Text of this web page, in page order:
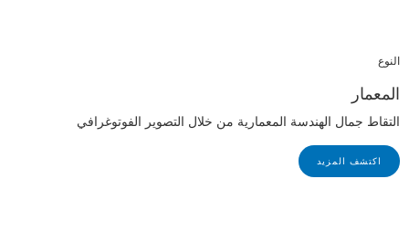
النوع
المعمار
التقاط جمال الهندسة المعمارية من خلال التصوير الفوتوغرافي
اكتشف المزيد